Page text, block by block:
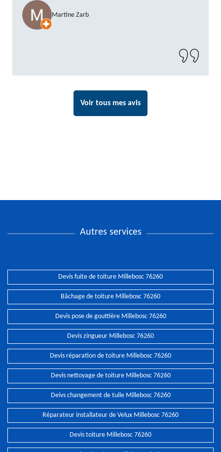
nous savons que nous pouvons compter sur M.
GOT. Très content de la prestation, a
recommander sans problème"
Martine Zarb
Voir tous mes avis
Autres services
Devis fuite de toiture Millebosc 76260
Bâchage de toiture Millebosc 76260
Devis pose de gouttière Millebosc 76260
Devis zingueur Millebosc 76260
Devis réparation de toiture Millebosc 76260
Devis nettoyage de toiture Millebosc 76260
Deivs changement de tuile Millebosc 76260
Réparateur installateur de Velux Millebosc 76260
Devis toiture Millebosc 76260